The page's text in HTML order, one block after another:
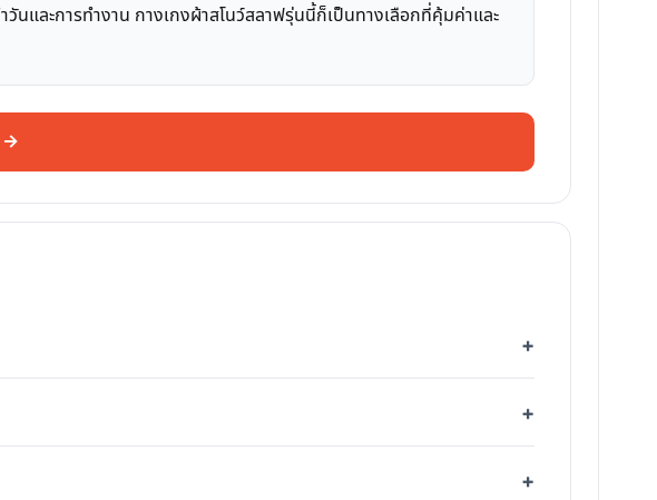
และการทำงาน กางเกงผ้าสโนว์สลาฟรุ่นนี้ก็เป็นทางเลือกที่คุ้มค่าและ
→